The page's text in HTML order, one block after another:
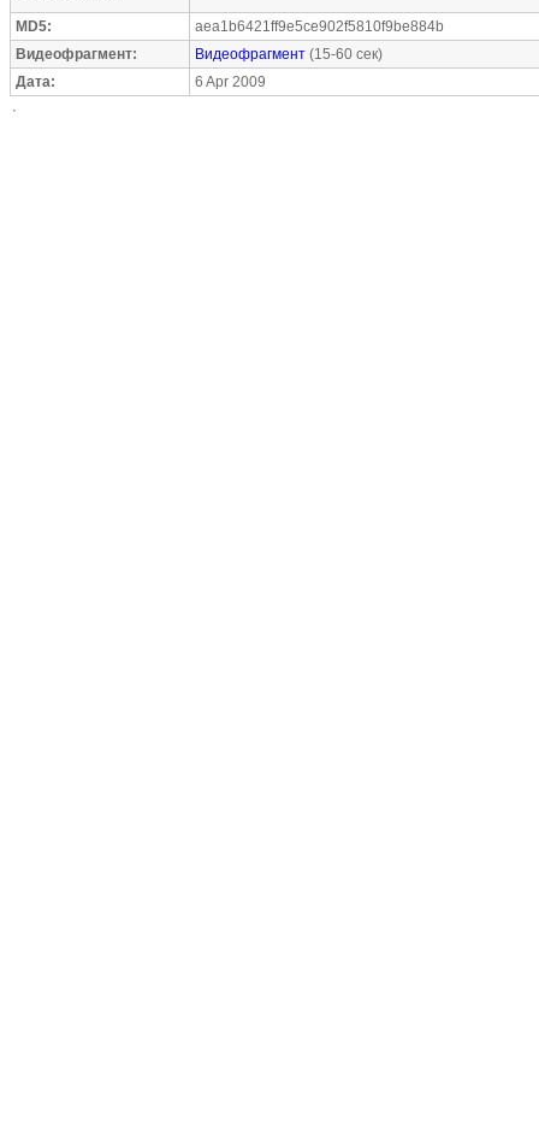
MD5:
aea1b6421ff9e5ce902f5810f9be884b
Видеофрагмент:
Видеофрагмент (15-60 сек)
Дата:
6 Apr 2009